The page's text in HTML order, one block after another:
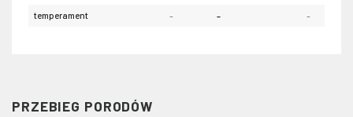
temperament - - -
PRZEBIEG PORODÓW